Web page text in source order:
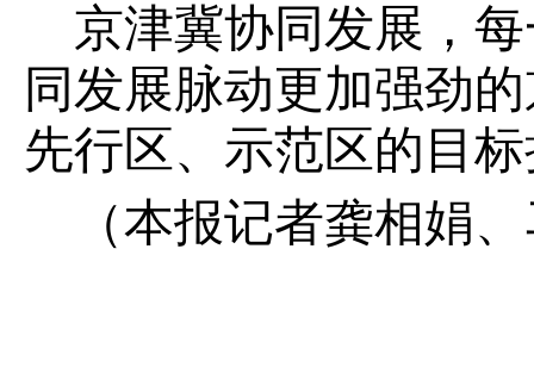
京津冀协同发展，
同发展脉动更加强劲
先行区、示范区的目
（本报记者龚相娟